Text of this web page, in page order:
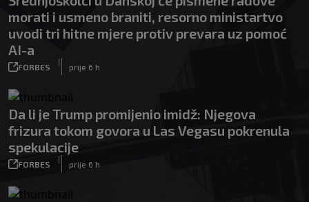
morati i usmeno braniti, resorno ministartvo
uvodi tri hitne mjere protiv prevara uz pomoć
AI-a
FORBES
|
prije 6 h
Da li je Trump promijenio imidž: Njegova
frizura tokom govora u Las Vegasu pokrenula
spekulacije
FORBES
|
prije 6 h